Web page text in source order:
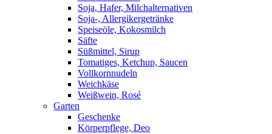
Soja, Hafer, Milchalternativen
Soja-, Allergikergetränke
Speiseöle, Kokosmilch
Säfte
Süßmittel, Sirup
Tomatiges, Ketchup, Saucen
Vollkornnudeln
Weichkäse
Weißwein, Rosé
Garten
Geschenke
Körperpflege, Deo